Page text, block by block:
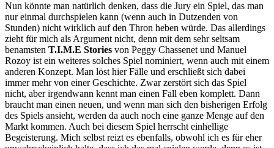
Nun könnte man natürlich denken, dass die Jury ein Spiel, das man
nur einmal durchspielen kann (wenn auch in Dutzenden von
Stunden) nicht wirklich auf den Thron heben würde. Das allerdings
zieht für mich als Argument nicht, denn mit dem sehr seltsam
benamsten T.I.M.E Stories von Peggy Chassenet und Manuel
Rozoy ist ein weiteres solches Spiel nominiert, wenn auch mit einem
anderen Konzept. Man löst hier Fälle und erschließt sich dabei
immer mehr von einer Geschichte. Zwar zerstört sich das Spiel
nicht, aber irgendwann kennt man einen Fall eben komplett. Dann
braucht man einen neuen, und wenn man sich den bisherigen Erfolg
des Spiels ansieht, werden da auch noch eine ganze Menge auf den
Markt kommen. Auch bei diesem Spiel herrscht einhellige
Begeisterung. Mich selbst reizt es ebenfalls, obwohl ich es für eher